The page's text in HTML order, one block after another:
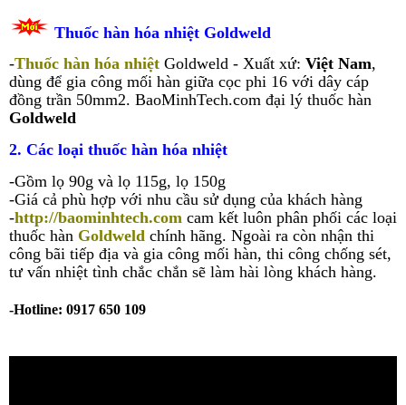
Thuốc hàn hóa nhiệt Goldweld
-Thuốc hàn hóa nhiệt Goldweld - Xuất xứ: Việt Nam,
dùng để gia công mối hàn giữa cọc phi 16 với dây cáp
đồng trần 50mm2. BaoMinhTech.com đại lý thuốc hàn
Goldweld
2. Các loại thuốc hàn hóa nhiệt
-Gồm lọ 90g và lọ 115g, lọ 150g
-Giá cả phù hợp với nhu cầu sử dụng của khách hàng
-http://baominhtech.com cam kết luôn phân phối các loại
thuốc hàn Goldweld chính hãng. Ngoài ra còn nhận thi
công bãi tiếp địa và gia công mối hàn, thi công chống sét,
tư vấn nhiệt tình chắc chắn sẽ làm hài lòng khách hàng.
-Hotline: 0917 650 109